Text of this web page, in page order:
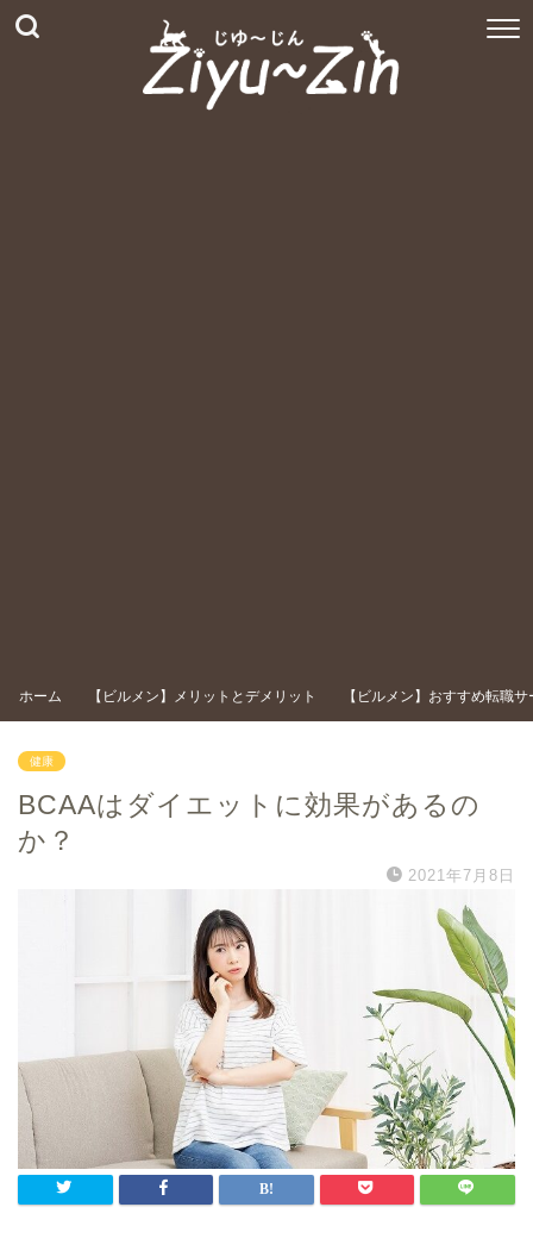
ホーム 【ビルメン】メリットとデメリット 【ビルメン】おすすめ転職サ
健康
BCAAはダイエットに効果があるの
か？
2021年7月8日